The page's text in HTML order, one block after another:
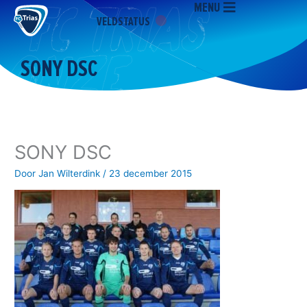
naar
inhoud
VELDSTATUS
MENU
SONY DSC
SONY DSC
DoorJan Wilterdink / 23 december 2015